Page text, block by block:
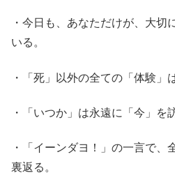
・今日も、あなただけが、大切
いる。
・「死」以外の全ての「体験」
・「いつか」は永遠に「今」を
・「イーンダヨ！」の一言で、
裏返る。